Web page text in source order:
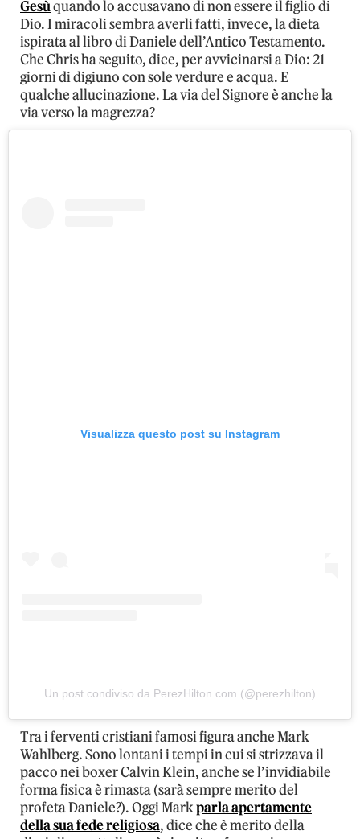
Gesùquando lo accusavano di non essere il figlio di
Dio. I miracoli sembra averli fatti, invece, la dieta
ispirata al libro di Daniele dell’Antico Testamento.
Che Chris ha seguito, dice, per avvicinarsi a Dio: 21
giorni di digiuno con sole verdure e acqua. E
qualche allucinazione. La via del Signore è anche la
via verso la magrezza?
Visualizza questo post su Instagram
Un post condiviso da PerezHilton.com (@perezhilton)
Tra i ferventi cristiani famosi figura anche Mark
Wahlberg. Sono lontani i tempi in cui si strizzava il
pacco nei boxer Calvin Klein, anche se l’invidiabile
forma fisica è rimasta (sarà sempre merito del
profeta Daniele?). Oggi Markparla apertamente
della sua fede religiosa, dice che è merito della